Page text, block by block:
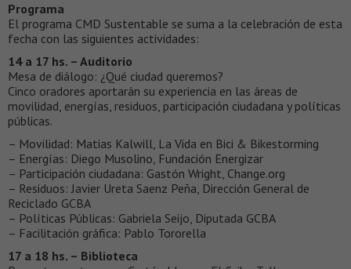
Programa
El programa CMD Sustentable se suma a la celebración de esta
fecha con las siguientes actividades:
14 a 17 hs. – Auditorio
Mesa de diálogo: ¿Qué ciudad queremos?
Cinco oradores aportarán su experiencia en las áreas de
movilidad, energías, residuos, participación ciudadana y políticas
públicas.
– Movilidad: Matias Kalwill, La Vida en Bici & Bikestorming
– Energías: Diego Musolino, Fundación Energizar
– Participación ciudadana: Gastón Wright, Change.org
– Residuos: Javier Ureta Saenz Peña, Dirección General de
Reciclado GCBA
– Políticas Públicas: Gabriela Seijo, Diputada GCBA
– Facilitación gráfica: Pablo Tororella
17 a 18 hs. – Biblioteca